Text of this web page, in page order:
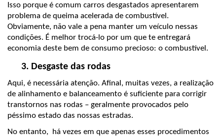
Isso porque é comum carros desgastados apresentarem
problema de queima acelerada de combustível.
Obviamente, não vale a pena manter um veículo nessas
condições. É melhor trocá-lo por um que te entregará
economia deste bem de consumo precioso: o combustível.
Desgaste das rodas
Aqui, é necessária atenção. Afinal, muitas vezes, a realização
de alinhamento e balanceamento é suficiente para corrigir
transtornos nas rodas – geralmente provocados pelo
péssimo estado das nossas estradas.
No entanto,  há vezes em que apenas esses procedimentos